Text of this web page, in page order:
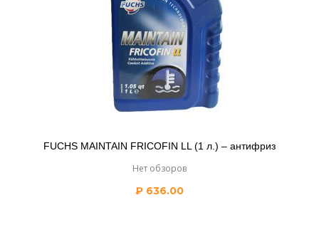
FUCHS MAINTAIN FRICOFIN LL (1 л.) – антифриз
Нет обзоров
₽ 636.00